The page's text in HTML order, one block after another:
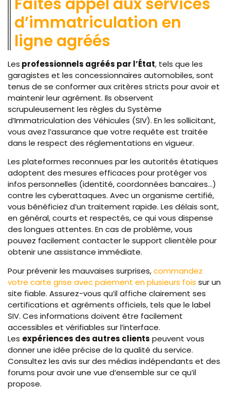
d’immatriculation en
ligne agréés
Les professionnels agréés par l’État, tels que les
garagistes et les concessionnaires automobiles, sont
tenus de se conformer aux critères stricts pour avoir et
maintenir leur agrément. Ils observent
scrupuleusement les règles du Système
d’Immatriculation des Véhicules (SIV). En les sollicitant,
vous avez l’assurance que votre requête est traitée
dans le respect des réglementations en vigueur.
Les plateformes reconnues par les autorités étatiques
adoptent des mesures efficaces pour protéger vos
infos personnelles (identité, coordonnées bancaires…)
contre les cyberattaques. Avec un organisme certifié,
vous bénéficiez d’un traitement rapide. Les délais sont,
en général, courts et respectés, ce qui vous dispense
des longues attentes. En cas de problème, vous
pouvez facilement contacter le support clientèle pour
obtenir une assistance immédiate.
Pour prévenir les mauvaises surprises,commandez
votre carte grise avec paiement en plusieurs fois sur un
site fiable. Assurez-vous qu’il affiche clairement ses
certifications et agréments officiels, tels que le label
SIV. Ces informations doivent être facilement
accessibles et vérifiables sur l’interface.
Les expériences des autres clients peuvent vous
donner une idée précise de la qualité du service.
Consultez les avis sur des médias indépendants et des
forums pour avoir une vue d’ensemble sur ce qu’il
propose.